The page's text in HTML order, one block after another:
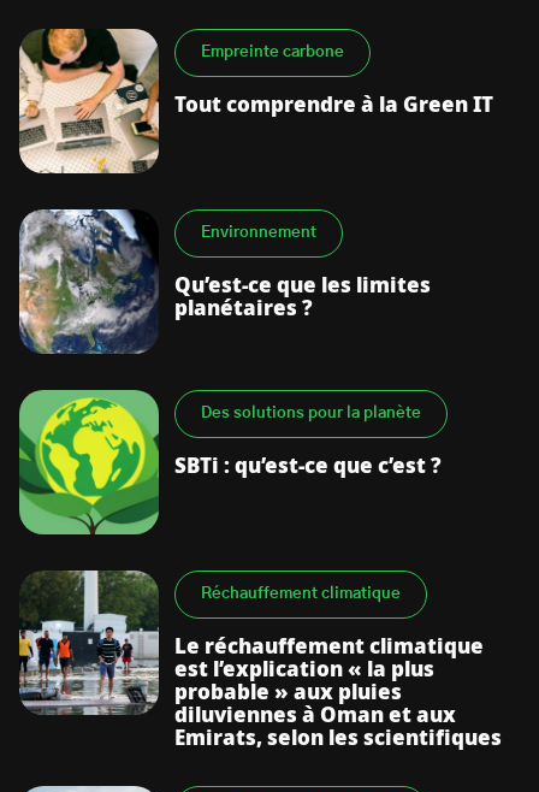
Empreinte carbone
Tout comprendre à la Green IT
Environnement
Qu’est-ce que les limites
planétaires ?
Des solutions pour la planète
SBTi : qu’est-ce que c’est ?
Réchauffement climatique
Le réchauffement climatique
est l’explication « la plus
probable » aux pluies
diluviennes à Oman et aux
Emirats, selon les scientifiques